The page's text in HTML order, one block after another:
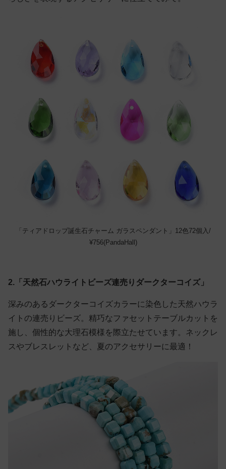
「ティアドロップ誕生石チャーム ガラスペンダント」12色72個入/
¥756(PandaHall)
2.「天然石ハウライトビーズ連売りダークターコイズ」
深みのあるダークターコイズカラーに染色した天然ハウラ
イトの連売りビーズ。精巧なファセットテーブルカットを
施し、個性的な大理石模様を際立たせています。ネックレ
スやブレスレットなど、夏のアクセサリーに最適！